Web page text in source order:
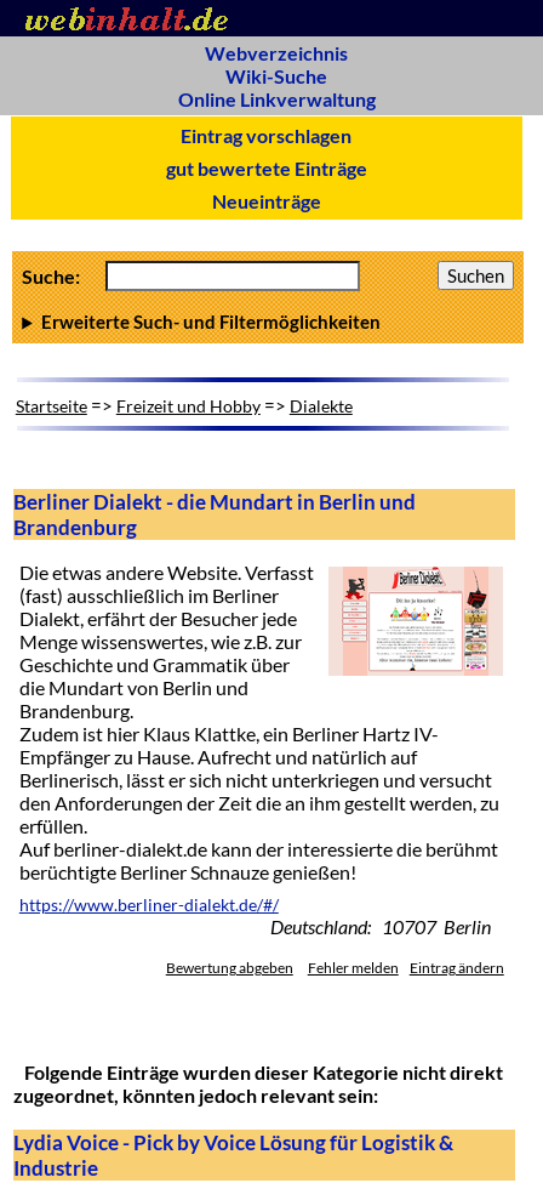
Webverzeichnis
Wiki-Suche
Online Linkverwaltung
Eintrag vorschlagen
gut bewertete Einträge
Neueinträge
Suche:
Erweiterte Such- und Filtermöglichkeiten
Startseite=> Freizeit und Hobby=> Dialekte
Berliner Dialekt - die Mundart in Berlin und
Brandenburg
Die etwas andere Website. Verfasst
(fast) ausschließlich im Berliner
Dialekt, erfährt der Besucher jede
Menge wissenswertes, wie z.B. zur
Geschichte und Grammatik über
die Mundart von Berlin und
Brandenburg.
Zudem ist hier Klaus Klattke, ein Berliner Hartz IV-
Empfänger zu Hause. Aufrecht und natürlich auf
Berlinerisch, lässt er sich nicht unterkriegen und versucht
den Anforderungen der Zeit die an ihm gestellt werden, zu
erfüllen.
Auf berliner-dialekt.de kann der interessierte die berühmt
berüchtigte Berliner Schnauze genießen!
https://www.berliner-dialekt.de/#/
Deutschland: 10707 Berlin
Bewertung abgeben Fehler melden Eintrag ändern
Folgende Einträge wurden dieser Kategorie nicht direkt
zugeordnet, könnten jedoch relevant sein:
Lydia Voice - Pick by Voice Lösung für Logistik &
Industrie